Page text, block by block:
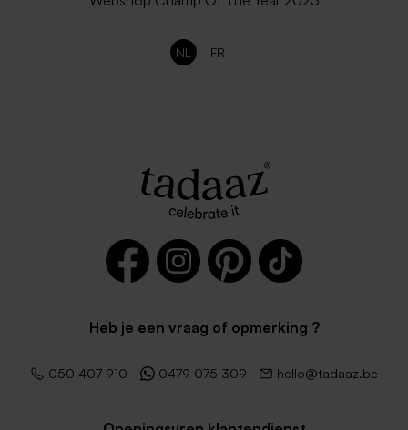
NL FR
Heb je een vraag of opmerking ?
050 407 910 0479 075 309 hello@tadaaz.be